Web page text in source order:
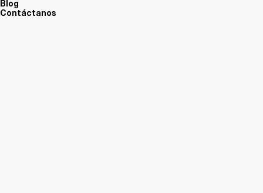
Blog
Contáctanos